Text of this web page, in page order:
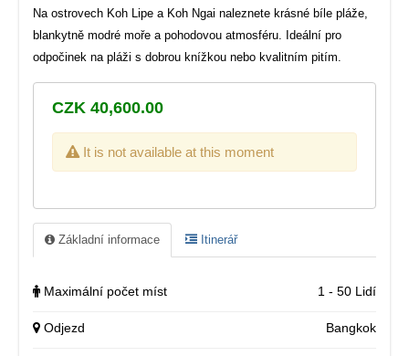
Na ostrovech Koh Lipe a Koh Ngai naleznete krásné bíle pláže,
blankytně modré moře a pohodovou atmosféru. Ideální pro
odpočinek na pláži s dobrou knížkou nebo kvalitním pitím.
CZK 40,600.00
It is not available at this moment
Základní informace Itinerář
Maximální počet míst 1 - 50 Lidí
Odjezd Bangkok